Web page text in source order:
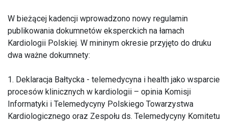
W bieżącej kadencji wprowadzono nowy regulamin
publikowania dokumnetów eksperckich na łamach
Kardiologii Polskiej. W mininym okresie przyjęto do druku
dwa ważne dokumnety:
1. Deklaracja Bałtycka - telemedycyna i health jako wsparcie
procesów klinicznych w kardiologii – opinia Komisji
Informatyki i Telemedycyny Polskiego Towarzystwa
Kardiologicznego oraz Zespołu ds. Telemedycyny Komitetu